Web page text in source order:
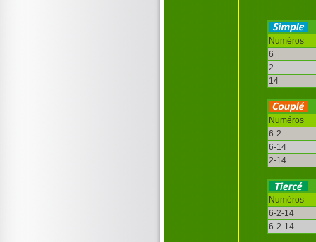
Numéros
6
2
14
Numéros
6-2
6-14
2-14
Numéros
6-2-14
6-2-14